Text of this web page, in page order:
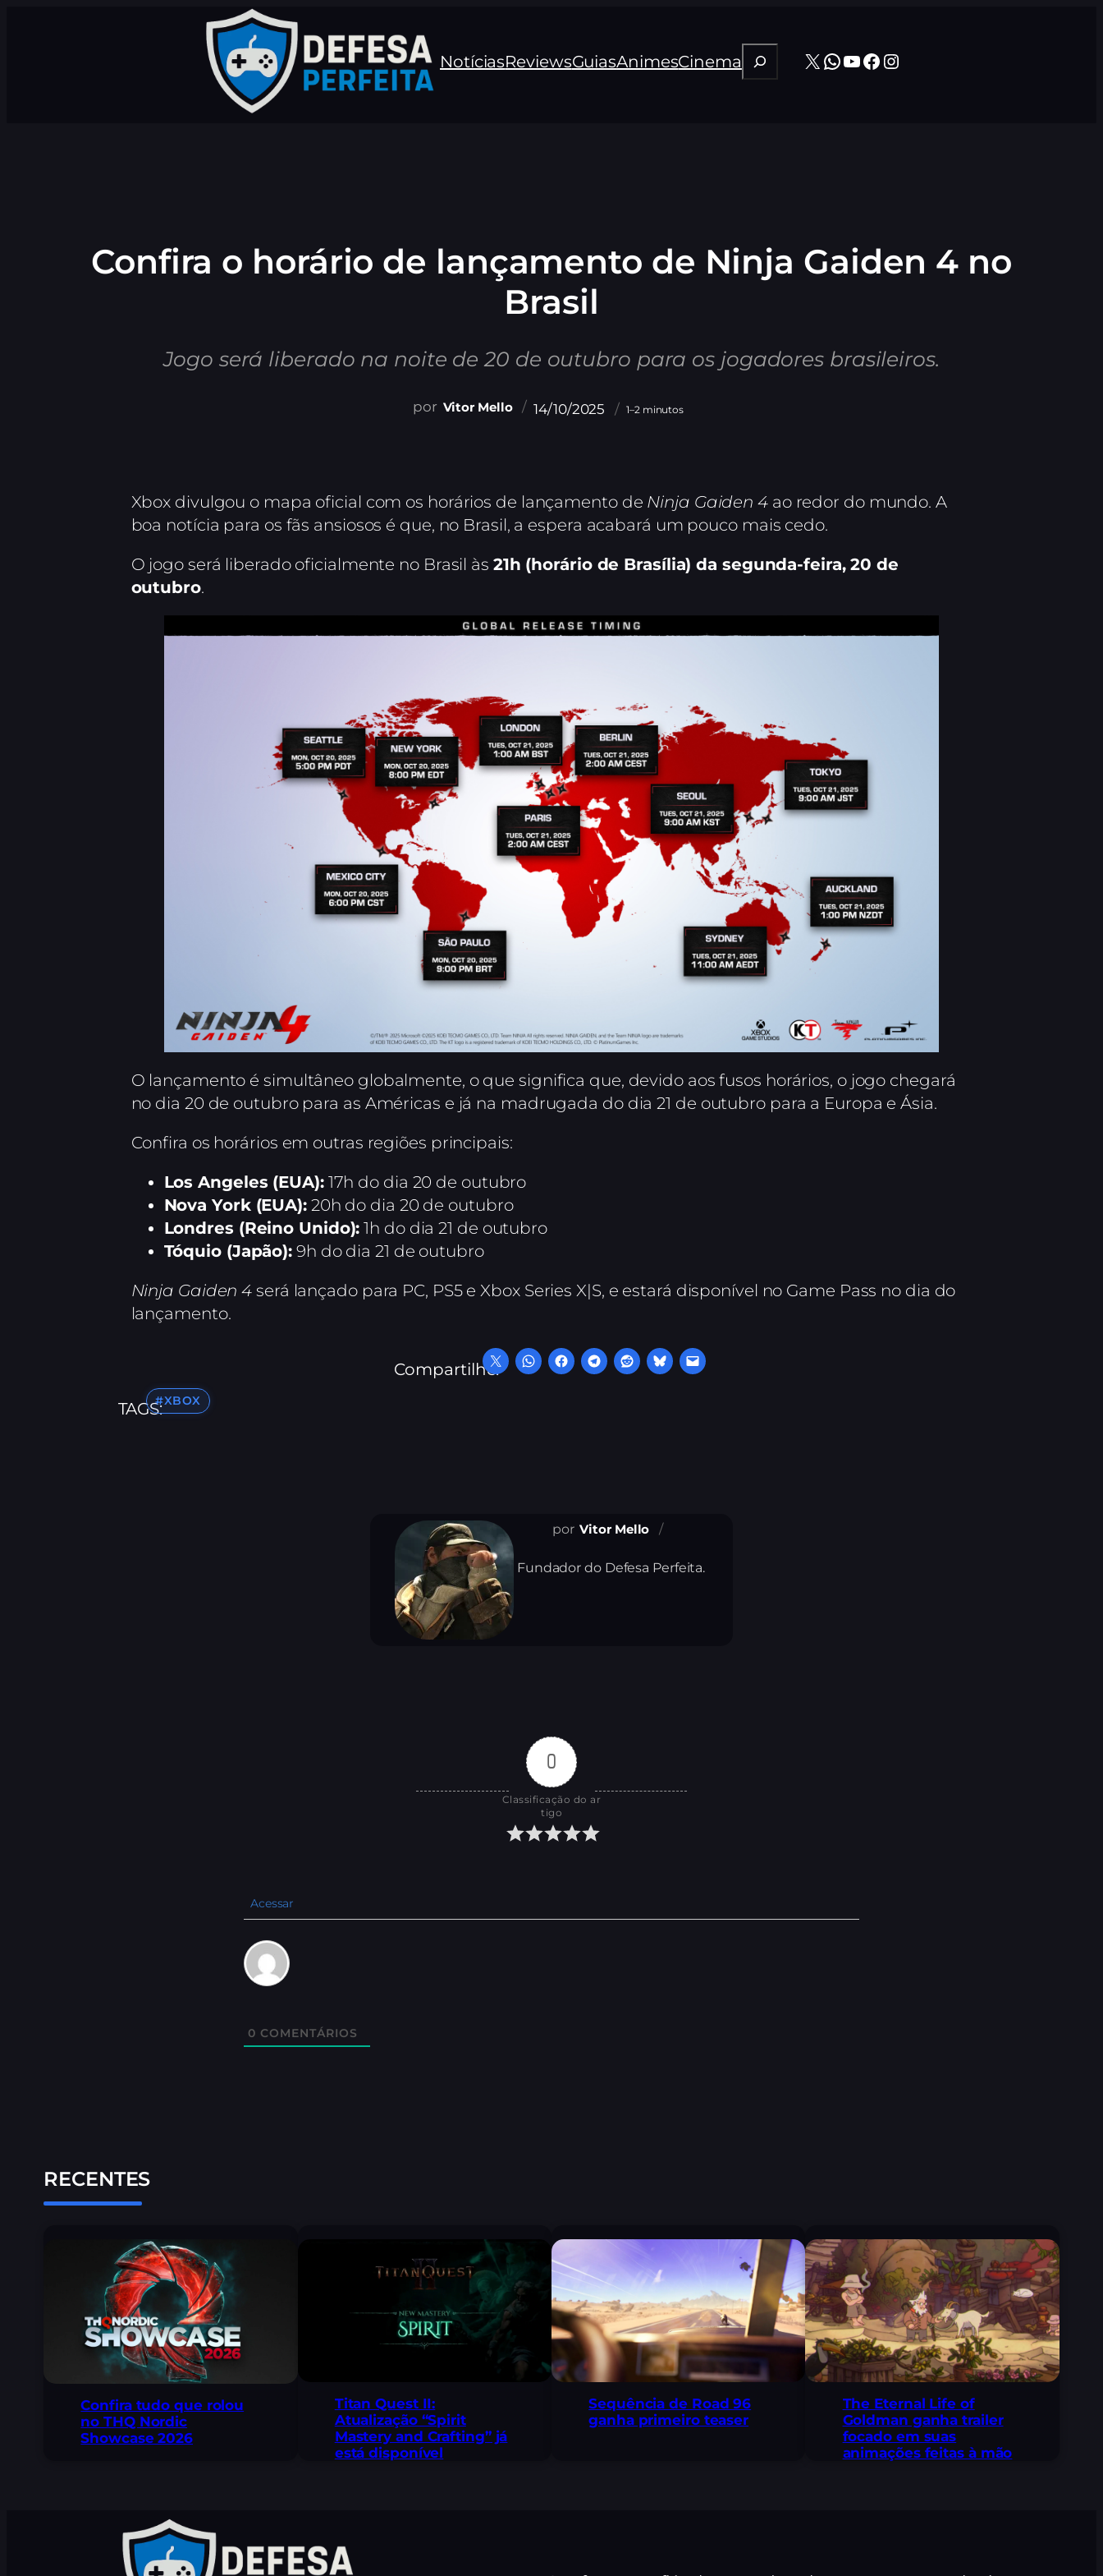
NotíciasReviewsGuiasAnimesCinema Pesquisar
X WhatsApp
Youtube
Facebook
Instagram
Confira o horário de lançamento de Ninja Gaiden 4 no
Brasil
Jogo será liberado na noite de 20 de outubro para os jogadores brasileiros.
Vitor Mello 14/10/2025 1–2 minutos
Xbox divulgou o mapa oficial com os horários de lançamento de Ninja Gaiden 4ao redor do mundo. A
boa notícia para os fãs ansiosos é que, no Brasil, a espera acabará um pouco mais cedo.
O jogo será liberado oficialmente no Brasil às 21h (horário de Brasília) da segunda-feira, 20 de
outubro.
O lançamento é simultâneo globalmente, o que significa que, devido aos fusos horários, o jogo chegará
no dia 20 de outubro para as Américas e já na madrugada do dia 21 de outubro para a Europa e Ásia.
Confira os horários em outras regiões principais:
Los Angeles (EUA):17h do dia 20 de outubro
Nova York (EUA):20h do dia 20 de outubro
Londres (Reino Unido): 1h do dia 21 de outubro
Tóquio (Japão): 9h do dia 21 de outubro
Ninja Gaiden 4 será lançado para PC, PS5 e Xbox Series X|S, e estará disponível no Game Pass no dia do
lançamento.
Compartilhe:
TAGS:#XBOX
Vitor Mello
Fundador do Defesa Perfeita.
0
Classificação do ar
tigo
Acessar
0 COMENTÁRIOS
RECENTES
Confira tudo que rolou
no THQ Nordic
Showcase 2026
Titan Quest II:
Atualização “Spirit
Mastery and Crafting” já
está disponível
Sequência de Road 96
ganha primeiro teaser
The Eternal Life of
Goldman ganha trailer
focado em suas
animações feitas à mão